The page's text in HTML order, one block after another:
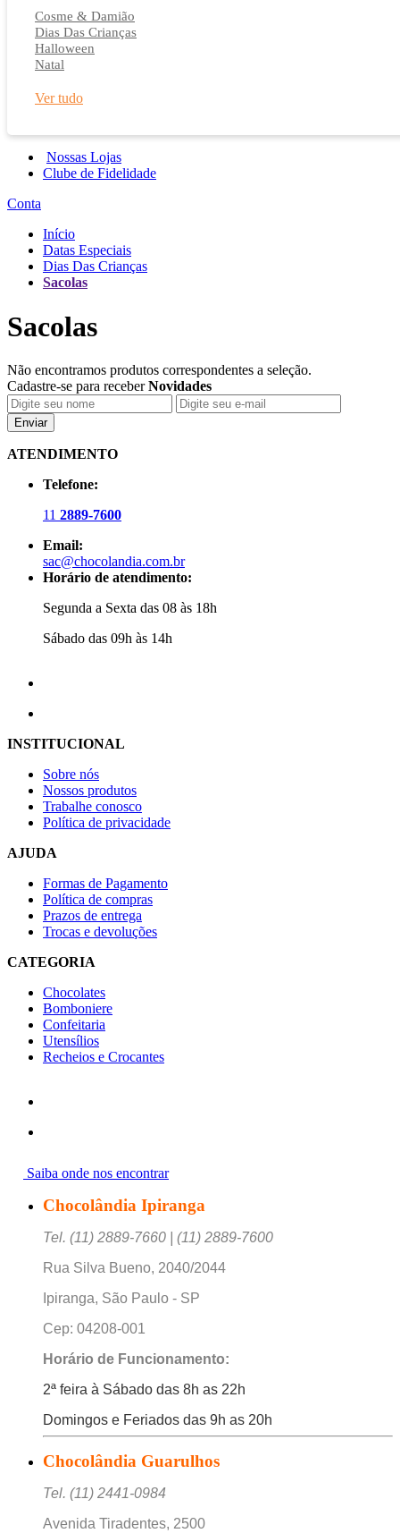
Cosme & Damião
Dias Das Crianças
Halloween
Natal
Ver tudo
Nossas Lojas
Clube de Fidelidade
Conta
Início
Datas Especiais
Dias Das Crianças
Sacolas
Sacolas
Não encontramos produtos correspondentes a seleção.
Cadastre-se para receberNovidades
Enviar
ATENDIMENTO
Telefone:
11 2889-7600
Email:
sac@chocolandia.com.br
Horário de atendimento:
Segunda a Sexta das 08 às 18h
Sábado das 09h às 14h
INSTITUCIONAL
Sobre nós
Nossos produtos
Trabalhe conosco
Política de privacidade
AJUDA
Formas de Pagamento
Política de compras
Prazos de entrega
Trocas e devoluções
CATEGORIA
Chocolates
Bomboniere
Confeitaria
Utensílios
Recheios e Crocantes
Saiba onde nos encontrar
Chocolândia Ipiranga
Tel. (11) 2889-7660 | (11) 2889-7600
Rua Silva Bueno, 2040/2044
Ipiranga, São Paulo - SP
Cep: 04208-001
Horário de Funcionamento:
2ª feira à Sábado das 8h as 22h
Domingos e Feriados das 9h as 20h
Chocolândia Guarulhos
Tel. (11) 2441-0984
Avenida Tiradentes, 2500